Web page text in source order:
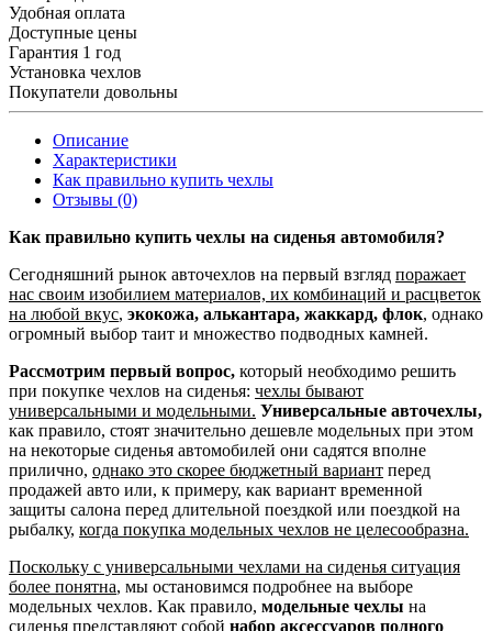
Удобная оплата
Доступные цены
Гарантия 1 год
Установка чехлов
Покупатели довольны
Описание
Характеристики
Как правильно купить чехлы
Отзывы (0)
Как правильно купить чехлы на сиденья автомобиля?
Сегодняшний рынок авточехлов на первый взгляд поражает
нас своим изобилием материалов, их комбинаций и расцветок
на любой вкус, экокожа, алькантара, жаккард, флок, однако
огромный выбор таит и множество подводных камней.
Рассмотрим первый вопрос, который необходимо решить
при покупке чехлов на сиденья: чехлы бывают
универсальными и модельными. Универсальные авточехлы,
как правило, стоят значительно дешевле модельных при этом
на некоторые сиденья автомобилей они садятся вполне
прилично, однако это скорее бюджетный вариант перед
продажей авто или, к примеру, как вариант временной
защиты салона перед длительной поездкой или поездкой на
рыбалку, когда покупка модельных чехлов не целесообразна.
Поскольку с универсальными чехлами на сиденья ситуация
более понятна, мы остановимся подробнее на выборе
модельных чехлов. Как правило, модельные чехлы на
сиденья представляют собой набор аксессуаров полного